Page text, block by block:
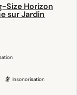
Size Horizon
sur Jardin
Insonorisation